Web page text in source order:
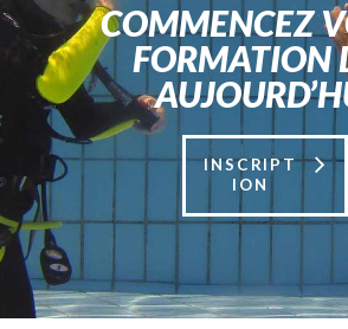
COMMENCEZ
FORMATION
INSCRIPT
ION